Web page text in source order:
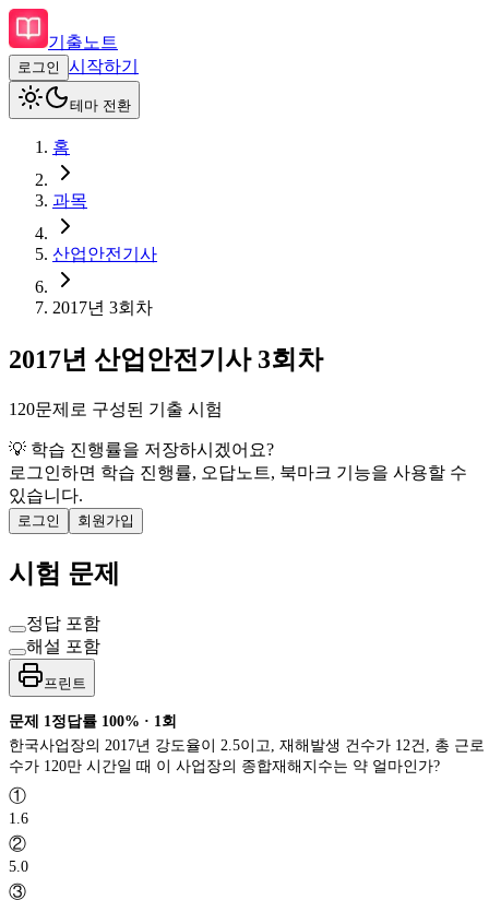
기출노트
로그인 시작하기
테마 전환
홈
과목
산업안전기사
2017년 3회차
2017년 산업안전기사 3회차
120문제로 구성된 기출 시험
💡 학습 진행률을 저장하시겠어요?
로그인하면 학습 진행률, 오답노트, 북마크 기능을 사용할 수
있습니다.
로그인 회원가입
시험 문제
정답 포함
해설 포함
프린트
문제 1 정답률 100% · 1 회
한국사업장의 2017년 강도율이 2.5이고, 재해발생 건수가 12건, 총 근로
수가 120만 시간일 때 이 사업장의 종합재해지수는 약 얼마인가?
①
1.6
②
5.0
③